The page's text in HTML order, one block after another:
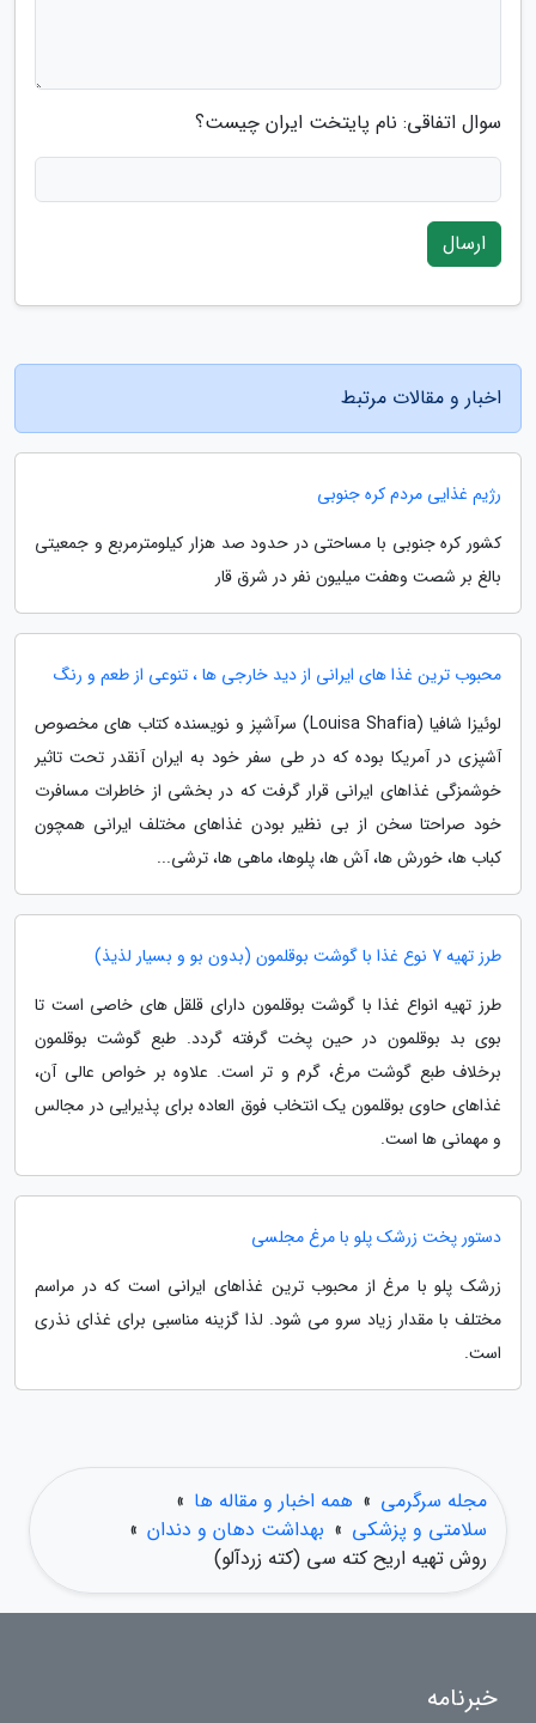
سوال اتفاقی: نام پایتخت ایران چیست؟
ارسال
اخبار و مقالات مرتبط
رژیم غذایی مردم کره جنوبی
کشور کره جنوبی با مساحتی در حدود صد هزار کیلومترمربع و جمعیتی
بالغ بر شصت وهفت میلیون نفر در شرق قار
محبوب ترین غذا های ایرانی از دید خارجی ها ، تنوعی از طعم و رنگ
لوئیزا شافیا (Louisa Shafia) سرآشپز و نویسنده کتاب های مخصوص
آشپزی در آمریکا بوده که در طی سفر خود به ایران آنقدر تحت تاثیر
خوشمزگی غذاهای ایرانی قرار گرفت که در بخشی از خاطرات مسافرت
خود صراحتا سخن از بی نظیر بودن غذاهای مختلف ایرانی همچون
کباب ها، خورش ها، آش ها، پلوها، ماهی ها، ترشی...
طرز تهیه 7 نوع غذا با گوشت بوقلمون (بدون بو و بسیار لذیذ)
طرز تهیه انواع غذا با گوشت بوقلمون دارای قلقل های خاصی است تا
بوی بد بوقلمون در حین پخت گرفته گردد. طبع گوشت بوقلمون
برخلاف طبع گوشت مرغ، گرم و تر است. علاوه بر خواص عالی آن،
غذاهای حاوی بوقلمون یک انتخاب فوق العاده برای پذیرایی در مجالس
و مهمانی ها است.
دستور پخت زرشک پلو با مرغ مجلسی
زرشک پلو با مرغ از محبوب ترین غذاهای ایرانی است که در مراسم
مختلف با مقدار زیاد سرو می شود. لذا گزینه مناسبی برای غذای نذری
است.
مجله سرگرمی » همه اخبار و مقاله ها »
سلامتی و پزشکی » بهداشت دهان و دندان »
روش تهیه اریح کته سی (کته زردآلو)
خبرنامه